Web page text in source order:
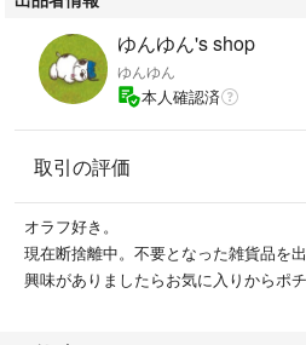
ゆんゆん's shop
ゆんゆん
本人確認済
取引の評価
オラフ好き。
現在断捨離中。不要となった雑貨品を
興味がありましたらお気に入りからポ